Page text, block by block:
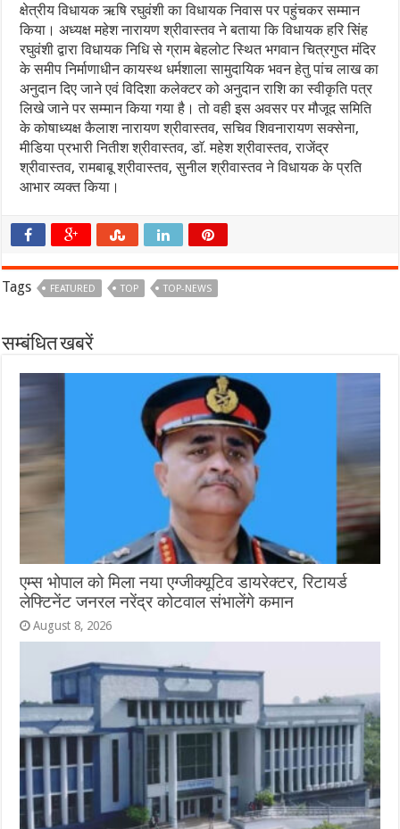
क्षेत्रीय विधायक ऋषि रघुवंशी का विधायक निवास पर पहुंचकर सम्मान
किया। अध्यक्ष महेश नारायण श्रीवास्तव ने बताया कि विधायक हरि सिंह
रघुवंशी द्वारा विधायक निधि से ग्राम बेहलोट स्थित भगवान चित्रगुप्त मंदिर
के समीप निर्माणाधीन कायस्थ धर्मशाला सामुदायिक भवन हेतु पांच लाख का
अनुदान दिए जाने एवं विदिशा कलेक्टर को अनुदान राशि का स्वीकृति पत्र
लिखे जाने पर सम्मान किया गया है। तो वही इस अवसर पर मौजूद समिति
के कोषाध्यक्ष कैलाश नारायण श्रीवास्तव, सचिव शिवनारायण सक्सेना,
मीडिया प्रभारी नितीश श्रीवास्तव, डाॅ. महेश श्रीवास्तव, राजेंद्र
श्रीवास्तव, रामबाबू श्रीवास्तव, सुनील श्रीवास्तव ने विधायक के प्रति
आभार व्यक्त किया।
Tags FEATURED TOP TOP-NEWS
सम्बंधित खबरें
एम्स भोपाल को मिला नया एग्जीक्यूटिव डायरेक्टर, रिटायर्ड
लेफ्टिनेंट जनरल नरेंद्र कोटवाल संभालेंगे कमान
August 8, 2026